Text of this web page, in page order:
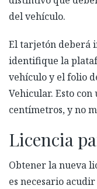
del vehículo.
El tarjetón deberá
identifique la
vehículo y el folio
Vehicular. Esto con
centímetros, y no
Licencia
Obtener la nueva
es necesario